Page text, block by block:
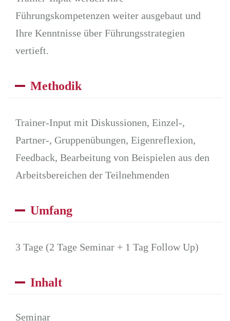
Führungskompetenzen weiter ausgebaut und
Ihre Kenntnisse über Führungsstrategien
vertieft.
Methodik
Trainer-Input mit Diskussionen, Einzel-,
Partner-, Gruppenübungen, Eigenreflexion,
Feedback, Bearbeitung von Beispielen aus den
Arbeitsbereichen der Teilnehmenden
Umfang
3 Tage (2 Tage Seminar + 1 Tag Follow Up)
Inhalt
Seminar